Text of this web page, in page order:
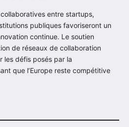
entre startups,
publiques favoriseront un
continue. Le soutien
de réseaux de collaboration
les défis posés par la
que l’Europe reste compétitive